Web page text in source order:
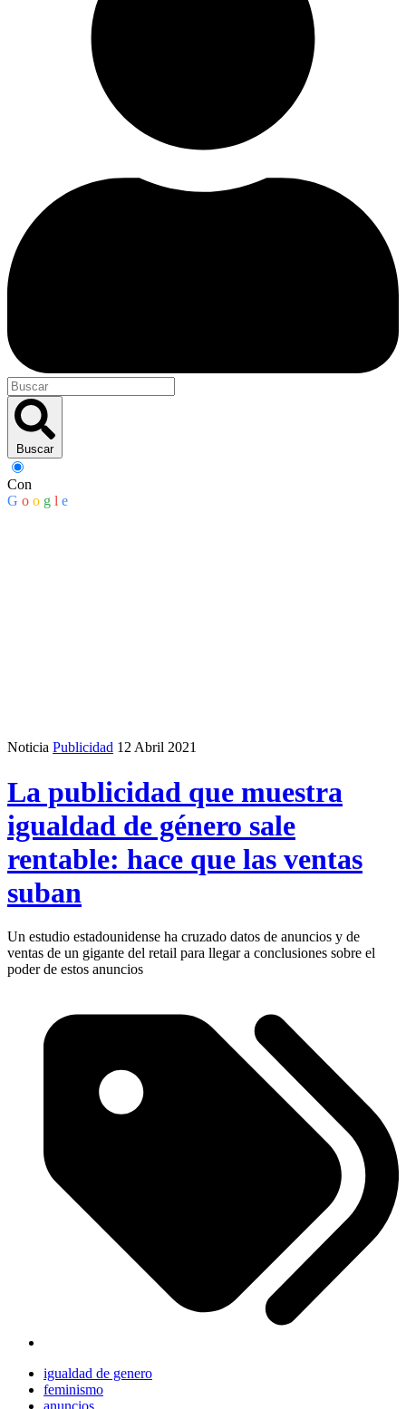
Buscar
Con
G o o g l e
Noticia Publicidad 12 Abril 2021
La publicidad que muestra
igualdad de género sale
rentable: hace que las ventas
suban
Un estudio estadounidense ha cruzado datos de anuncios y de
ventas de un gigante del retail para llegar a conclusiones sobre el
poder de estos anuncios
igualdad de genero
feminismo
anuncios